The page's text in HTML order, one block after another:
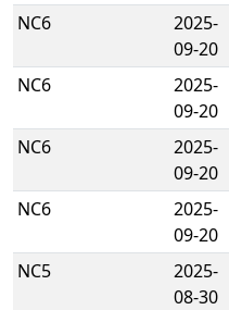
NC6
2025-
09-20
NC6
2025-
09-20
NC6
2025-
09-20
NC6
2025-
09-20
NC5
2025-
08-30